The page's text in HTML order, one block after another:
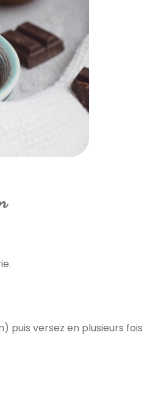
puis versez en plusieurs fois